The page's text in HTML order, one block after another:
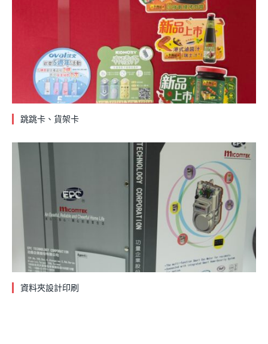
跳跳卡、貨架卡
資料夾設計印刷